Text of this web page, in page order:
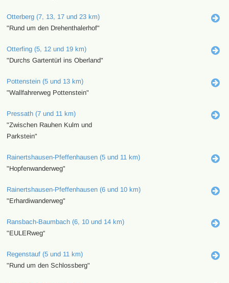
Otterberg (7, 13, 17 und 23 km)
"Rund um den Drehenthalerhof"
Otterfing (5, 12 und 19 km)
"Durchs Gartentürl ins Oberland"
Pottenstein (5 und 13 km)
"Wallfahrerweg Pottenstein"
Pressath (7 und 11 km)
"Zwischen Rauhen Kulm und
Parkstein"
Rainertshausen-Pfeffenhausen (5 und 11 km)
"Hopfenwanderweg"
Rainertshausen-Pfeffenhausen (6 und 10 km)
"Erhardiwanderweg"
Ransbach-Baumbach (6, 10 und 14 km)
"EULERweg“
Regenstauf (5 und 11 km)
"Rund um den Schlossberg"